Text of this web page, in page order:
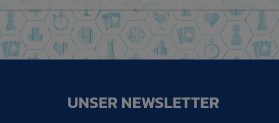
UNSER NEWSLETTER